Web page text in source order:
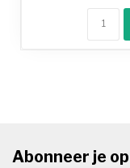
Abonneer je